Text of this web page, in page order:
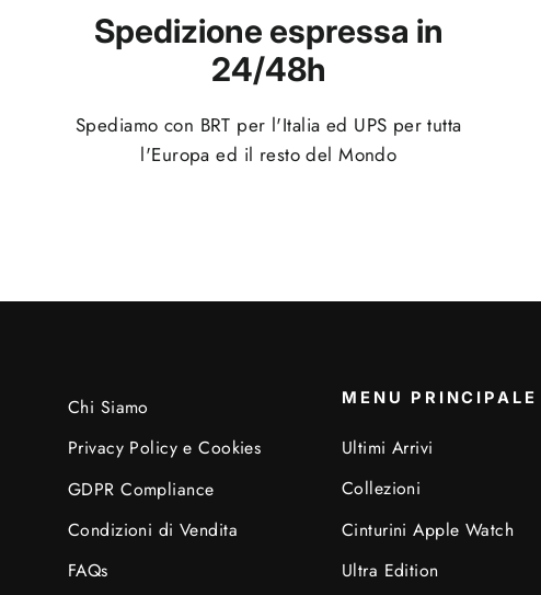
Spedizione espressa in
24/48h
Spediamo con BRT per l'Italia ed UPS per tutta
l'Europa ed il resto del Mondo
Chi Siamo
Privacy Policy e Cookies
GDPR Compliance
Condizioni di Vendita
FAQs
MENU PRINCIPALE
Ultimi Arrivi
Collezioni
Cinturini Apple Watch
Ultra Edition